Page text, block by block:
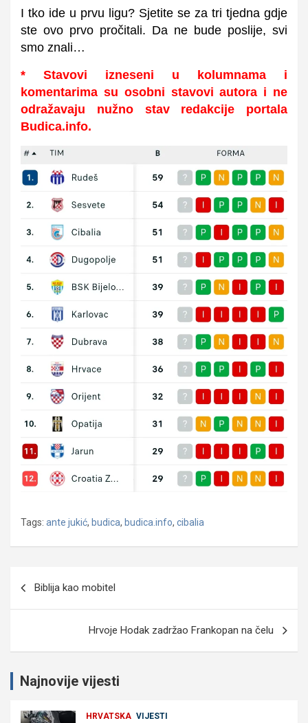
I tko ide u prvu ligu? Sjetite se za tri tjedna gdje
ste ovo prvo pročitali. Da ne bude poslije, svi
smo znali…
* Stavovi izneseni u kolumnama i
komentarima su osobni stavovi autora i ne
odražavaju nužno stav redakcije portala
Budica.info.
Tags: ante jukić, budica, budica.info, cibalia
objava
Biblija kao mobitel
Hrvoje Hodak zadržao Frankopan na čelu
Najnovije vijesti
HRVATSKA VIJESTI